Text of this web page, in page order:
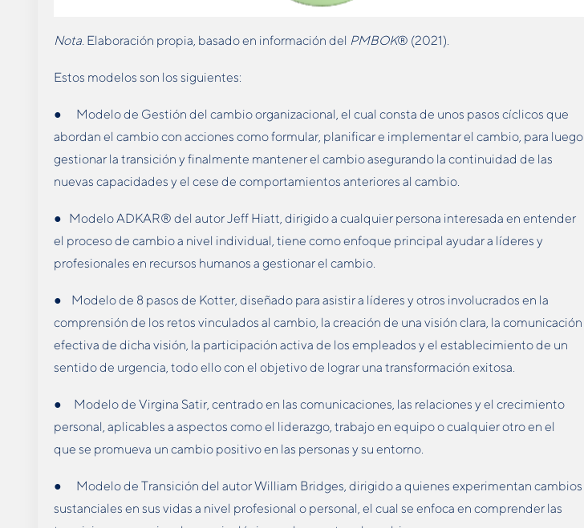
Nota . Elaboración propia, basado en información del PMBOK® (2021).
Estos modelos son los siguientes:
● Modelo de Gestión del cambio organizacional, el cual consta de unos pasos cíclicos que
abordan el cambio con acciones como formular, planificar e implementar el cambio, para luego
gestionar la transición y finalmente mantener el cambio asegurando la continuidad de las
nuevas capacidades y el cese de comportamientos anteriores al cambio.
● Modelo ADKAR® del autor Jeff Hiatt, dirigido a cualquier persona interesada en entender
el proceso de cambio a nivel individual, tiene como enfoque principal ayudar a líderes y
profesionales en recursos humanos a gestionar el cambio.
● Modelo de 8 pasos de Kotter, diseñado para asistir a líderes y otros involucrados en la
comprensión de los retos vinculados al cambio, la creación de una visión clara, la comunicación
efectiva de dicha visión, la participación activa de los empleados y el establecimiento de un
sentido de urgencia, todo ello con el objetivo de lograr una transformación exitosa.
● Modelo de Virgina Satir, centrado en las comunicaciones, las relaciones y el crecimiento
personal, aplicables a aspectos como el liderazgo, trabajo en equipo o cualquier otro en el
que se promueva un cambio positivo en las personas y su entorno.
● Modelo de Transición del autor William Bridges, dirigido a quienes experimentan cambios
sustanciales en sus vidas a nivel profesional o personal, el cual se enfoca en comprender las